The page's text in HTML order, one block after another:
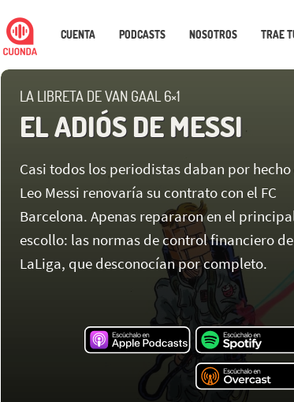
CUENTA PODCASTS NOSOTROS TRAE
LA LIBRETA DE VAN GAAL 6×1
EL ADIÓS DE MESSI
Casi todos los periodistas daban por hecho
Leo Messi renovaría su contrato con el FC
Barcelona. Apenas repararon en el
escollo: las normas de control financiero de
LaLiga, que desconocían por completo.